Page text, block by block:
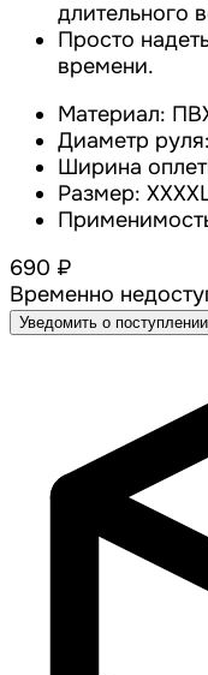
длительного
Просто
времени.
Материал:
Диаметр
Ширина
Размер:
690 ₽
Временно
Уведомить о поступлении